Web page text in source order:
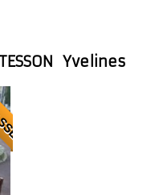
▼Yvelines